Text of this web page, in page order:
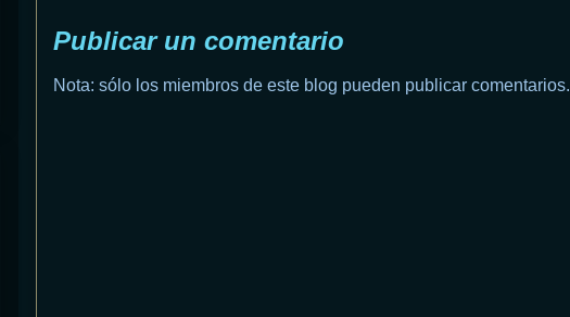
Publicar un comentario
Nota: sólo los miembros de este blog pueden publicar comentarios.